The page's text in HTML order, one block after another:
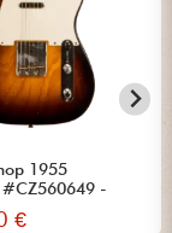
1955
#CZ560649 -
€